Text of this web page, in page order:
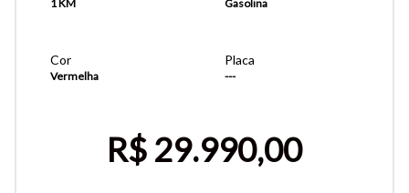
1 KM Gasolina
Cor
Vermelha
Placa
---
R$ 29.990,00